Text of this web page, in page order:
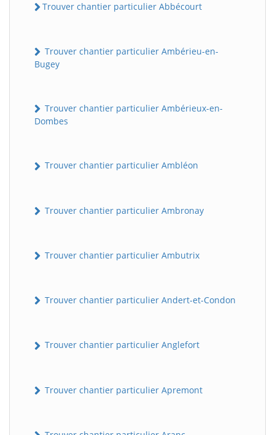
Trouver chantier particulier Abbécourt
Trouver chantier particulier Ambérieu-en-
Bugey
Trouver chantier particulier Ambérieux-en-
Dombes
Trouver chantier particulier Ambléon
Trouver chantier particulier Ambronay
Trouver chantier particulier Ambutrix
Trouver chantier particulier Andert-et-Condon
Trouver chantier particulier Anglefort
Trouver chantier particulier Apremont